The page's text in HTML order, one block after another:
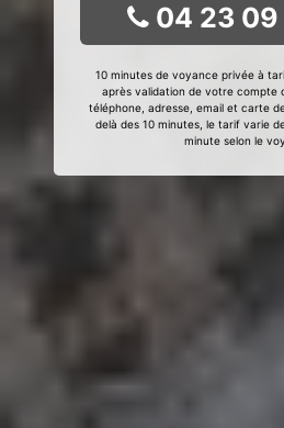
04 23 09
10 minutes de voyance privée à
après validation de votre compte
téléphone, adresse, email et carte
delà des 10 minutes, le tarif varie
minute selon le